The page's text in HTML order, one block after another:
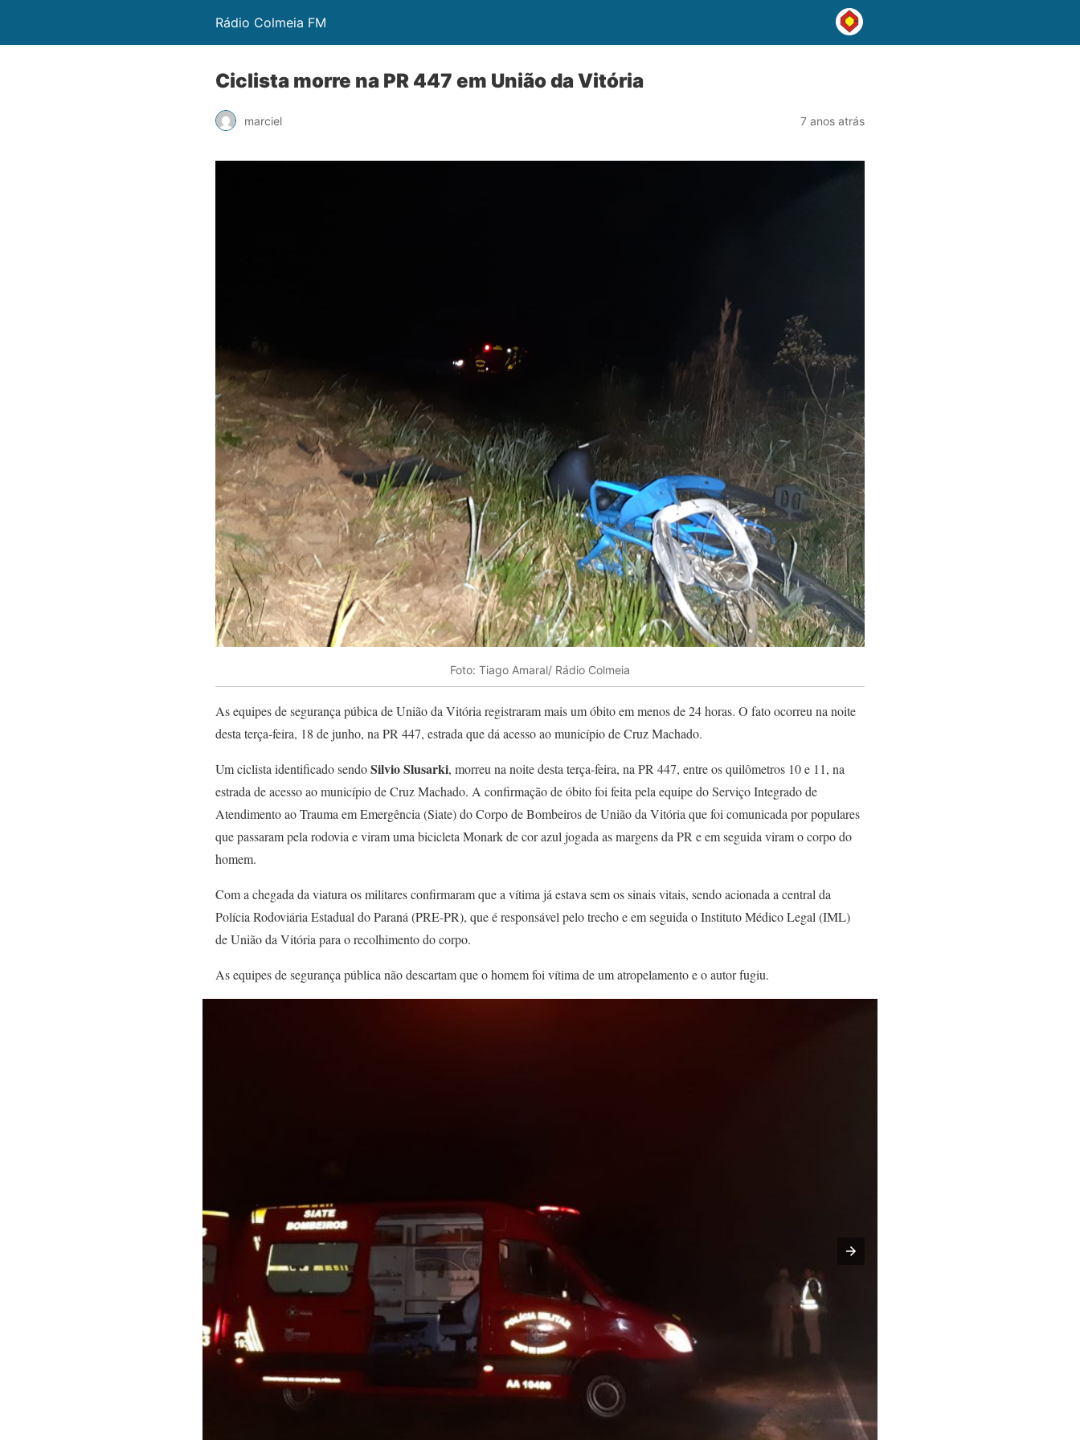
Rádio Colmeia FM
Ciclista morre na PR 447 em União da Vitória
marciel 7 anos atrás
Foto: Tiago Amaral/ Rádio Colmeia
As equipes de segurança púbica de União da Vitória registraram mais um óbito em menos de 24 horas. O fato ocorreu na noite
desta terça-feira, 18 de junho, na PR 447, estrada que dá acesso ao município de Cruz Machado.
Um ciclista identificado sendoSilvio Slusarki, morreu na noite desta terça-feira, na PR 447, entre os quilômetros 10 e 11, na
estrada de acesso ao município de Cruz Machado. A confirmação de óbito foi feita pela equipe do Serviço Integrado de
Atendimento ao Trauma em Emergência (Siate) do Corpo de Bombeiros de União da Vitória que foi comunicada por populares
que passaram pela rodovia e viram uma bicicleta Monark de cor azul jogada as margens da PR e em seguida viram o corpo do
homem.
Com a chegada da viatura os militares confirmaram que a vítima já estava sem os sinais vitais, sendo acionada a central da
Polícia Rodoviária Estadual do Paraná (PRE-PR), que é responsável pelo trecho e em seguida o Instituto Médico Legal (IML)
de União da Vitória para o recolhimento do corpo.
As equipes de segurança pública não descartam que o homem foi vítima de um atropelamento e o autor fugiu.